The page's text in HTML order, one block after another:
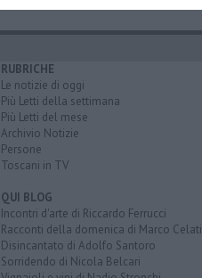
RUBRICHE
Le notizie di oggi
Più Letti della settimana
Più Letti del mese
Archivio Notizie
Persone
Toscani in TV
QUI BLOG
Incontri d'arte di Riccardo Ferrucci
Racconti della domenica di Marco Celati
Disincantato di Adolfo Santoro
Sorridendo di Nicola Belcari